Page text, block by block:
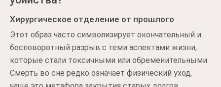
Хирургическое отделение от прошлого
Этот образ часто символизирует окончательный и
бесповоротный разрыв с теми аспектами жизни,
которые стали токсичными или обременительными.
Смерть во сне редко означает физический уход,